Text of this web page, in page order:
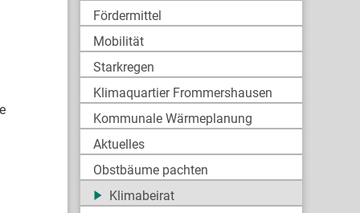
Fördermittel
Mobilität
Starkregen
Klimaquartier Frommershausen
Kommunale Wärmeplanung
Aktuelles
Obstbäume pachten
Klimabeirat